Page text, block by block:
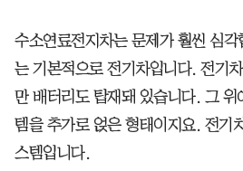
수소연료전지차는 문제가 훨씬 심
는 기본적으로 전기차입니다. 전기
만 배터리도 탑재돼 있습니다. 그 위
템을 추가로 얹은 형태이지요. 전기
스템입니다.